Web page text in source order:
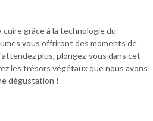
cuire grâce à la technologie du
vous offriront des moments de
plus, plongez-vous dans cet
les trésors végétaux que nous avons
dégustation !